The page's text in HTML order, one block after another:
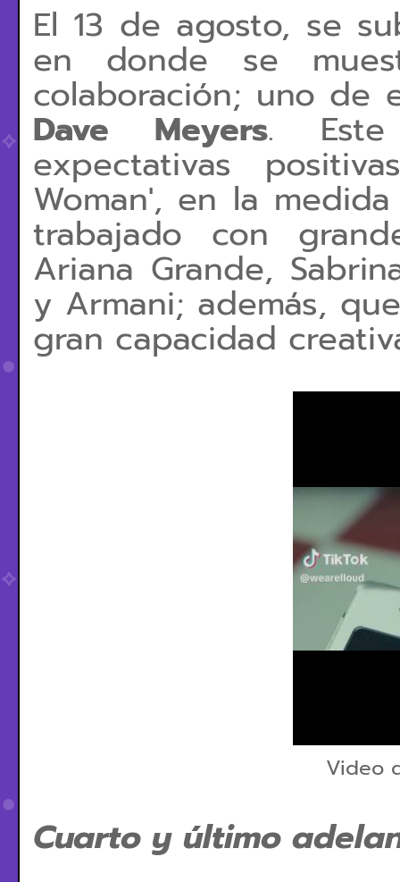
El 13 de agosto, se
en donde se
colaboración; uno de
Dave Meyers. Este
expectativas
Woman', en la
trabajado con
Ariana Grande,
y Armani; además,
gran capacidad
Video
Cuarto y último